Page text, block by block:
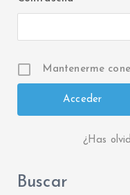
Mantenerme
¿Has
Buscar